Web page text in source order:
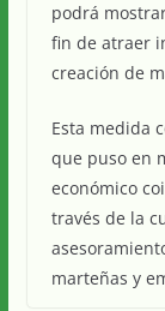
podrá
fin de atraer
creación de
Esta medida
que puso en
económico
través de la
marteñas y